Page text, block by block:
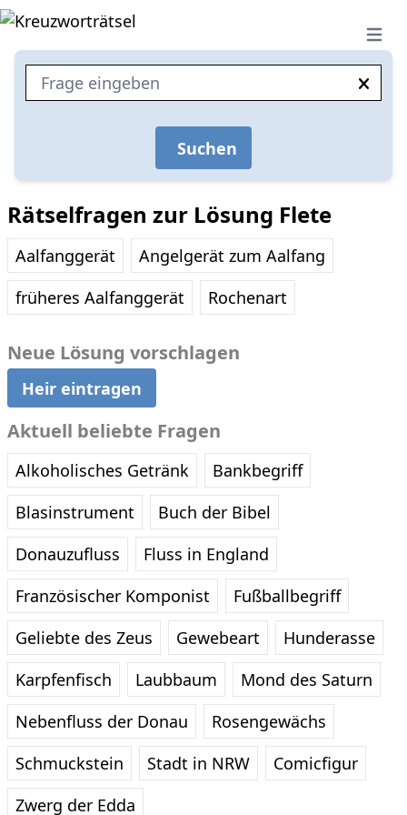
Open
Suchen
Rätselfragen zur Lösung Flete
Aalfanggerät
Angelgerät zum Aalfang
früheres Aalfanggerät
Rochenart
Neue Lösung vorschlagen
Heir eintragen
Aktuell beliebte Fragen
Alkoholisches Getränk
Bankbegriff
Blasinstrument
Buch der Bibel
Donauzufluss
Fluss in England
Französischer Komponist
Fußballbegriff
Geliebte des Zeus
Gewebeart
Hunderasse
Karpfenfisch
Laubbaum
Mond des Saturn
Nebenfluss der Donau
Rosengewächs
Schmuckstein
Stadt in NRW
Comicfigur
Zwerg der Edda